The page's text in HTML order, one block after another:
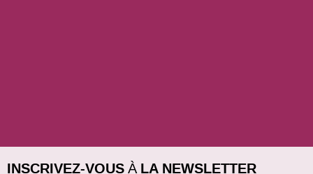
INSCRIVEZ-VOUS À LA NEWSLETTER